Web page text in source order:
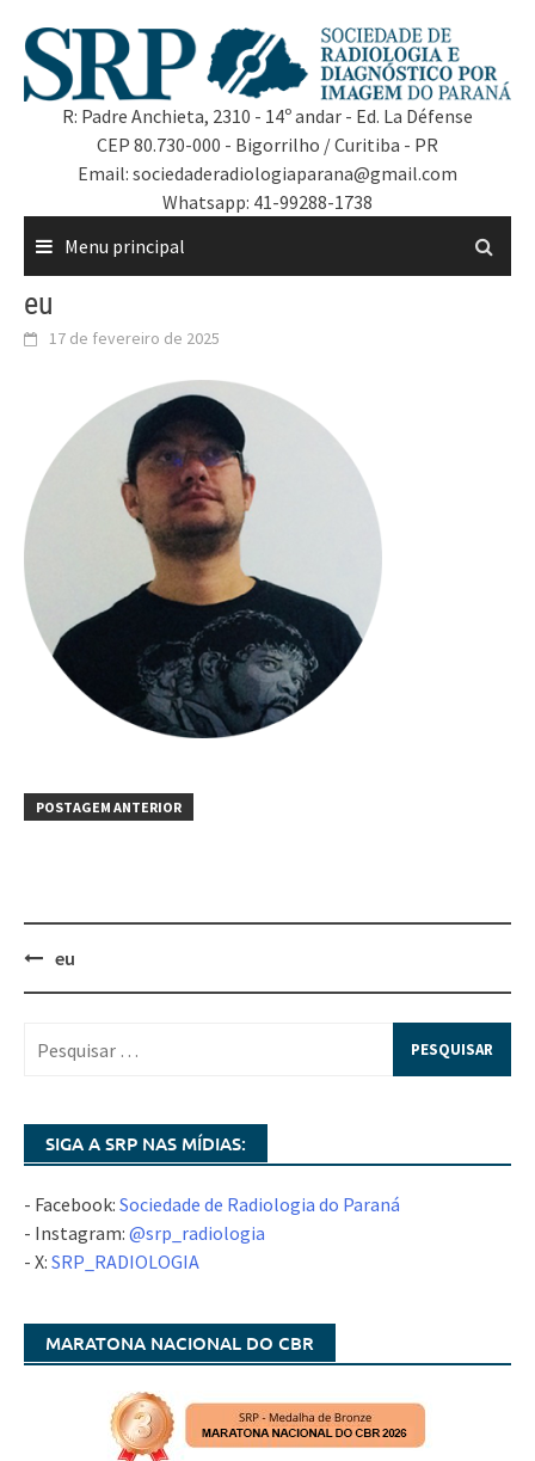
R: Padre Anchieta, 2310 - 14º andar - Ed. La Défense
CEP 80.730-000 - Bigorrilho / Curitiba - PR
Email: sociedaderadiologiaparana@gmail.com
Whatsapp: 41-99288-1738
Menu principal
eu
17 de fevereiro de 2025
POSTAGEM ANTERIOR
eu
SIGA A SRP NAS MÍDIAS:
- Facebook: Sociedade de Radiologia do Paraná
- Instagram: @srp_radiologia
- X: SRP_RADIOLOGIA
MARATONA NACIONAL DO CBR